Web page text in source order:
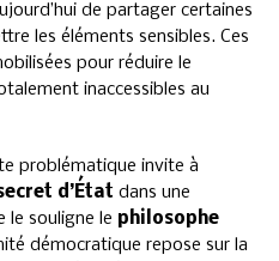
de partager certaines
les éléments sensibles. Ces
pour réduire le
inaccessibles au
problématique invite à
d’État dans une
le souligne le philosophe
démocratique repose sur la